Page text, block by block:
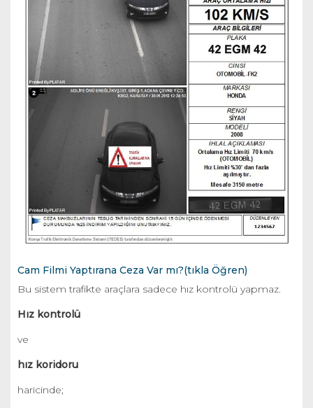
Cam Filmi Yaptırana Ceza Var mı?(tıkla Öğren)
Bu sistem trafikte araçlara sadece hız kontrolü yapmaz.
Hız kontrolü
ve
hız koridoru
haricinde;